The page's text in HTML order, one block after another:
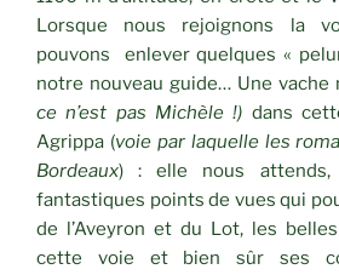
Lorsque nous rejoignons la
pouvons enlever quelques «
notre nouveau guide… Une vache
ce n’est pas Michèle !) dans
Agrippa (voie par laquelle les
Bordeaux) : elle nous attends,
fantastiques points de vues qui
de l’Aveyron et du Lot, les
cette voie et bien sûr ses